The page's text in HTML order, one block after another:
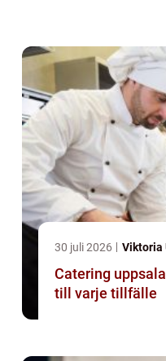
30 juli 2026 Viktoria
Catering uppsala så väljer du rätt mat
till varje tillfälle